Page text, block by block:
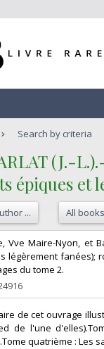
Search by criteria
(J.-
épiques et
... All
Vve Maire-Nyon, et
légèrement fanées);
du tome 2.
de cet ouvrage
de l'une
quatrième : Les